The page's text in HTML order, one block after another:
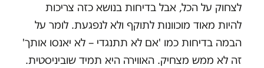
לצחוק על הכל, אבל בדיחות בנושא כזה צריכות
להיות מאוד מוכוונות לתוקף ולא לנפגעת. לומר על
הבמה בדיחות כמו 'אם לא תתנגדי – לא יאנסו אותך'
זה לא ממש מצחיק. האווירה היא תמיד שוביניסטית.